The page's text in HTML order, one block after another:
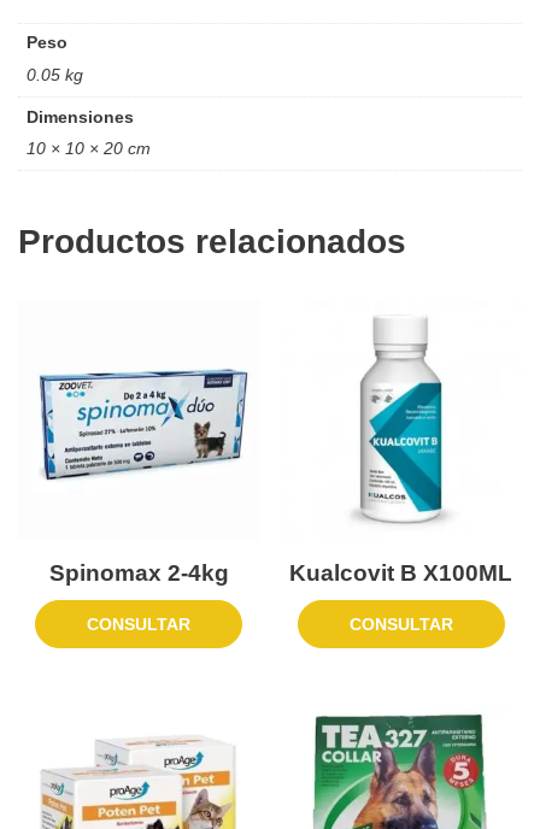
Peso
0.05 kg
Dimensiones
10 × 10 × 20 cm
Productos relacionados
Spinomax 2-4kg
CONSULTAR
Kualcovit B X100ML
CONSULTAR